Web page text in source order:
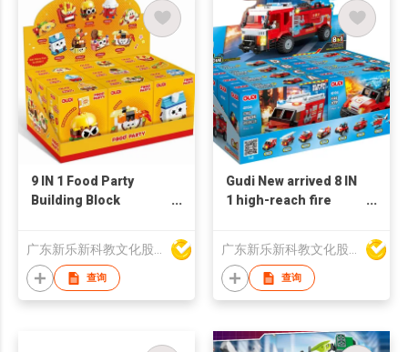
9 IN 1 Food Party
Building Block
广东新乐新科教文化股份有限公司
查询
Gudi New arrived 8 IN
1 high-reach fire
广东新乐新科教文化股份有限公司
查询